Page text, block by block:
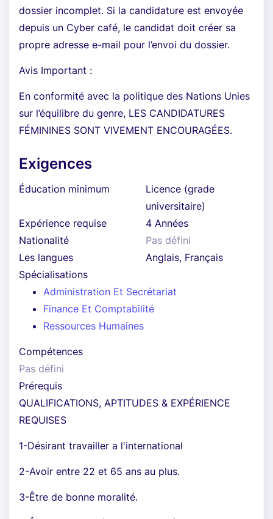
dossier incomplet. Si la candidature est envoyée
depuis un Cyber café, le candidat doit créer sa
propre adresse e-mail pour l’envoi du dossier.
Avis Important :
En conformité avec la politique des Nations Unies
sur l’équilibre du genre, LES CANDIDATURES
FÉMININES SONT VIVEMENT ENCOURAGÉES.
Exigences
Éducation minimum
Licence (grade
universitaire)
Expérience requise
4 Années
Nationalité
Pas défini
Les langues
Anglais, Français
Spécialisations
Administration Et Secrétariat
Finance Et Comptabilité
Ressources Humaines
Compétences
Pas défini
Prérequis
QUALIFICATIONS, APTITUDES & EXPÉRIENCE
REQUISES
1-Désirant travailler a l'international
2-Avoir entre 22 et 65 ans au plus.
3-Être de bonne moralité.